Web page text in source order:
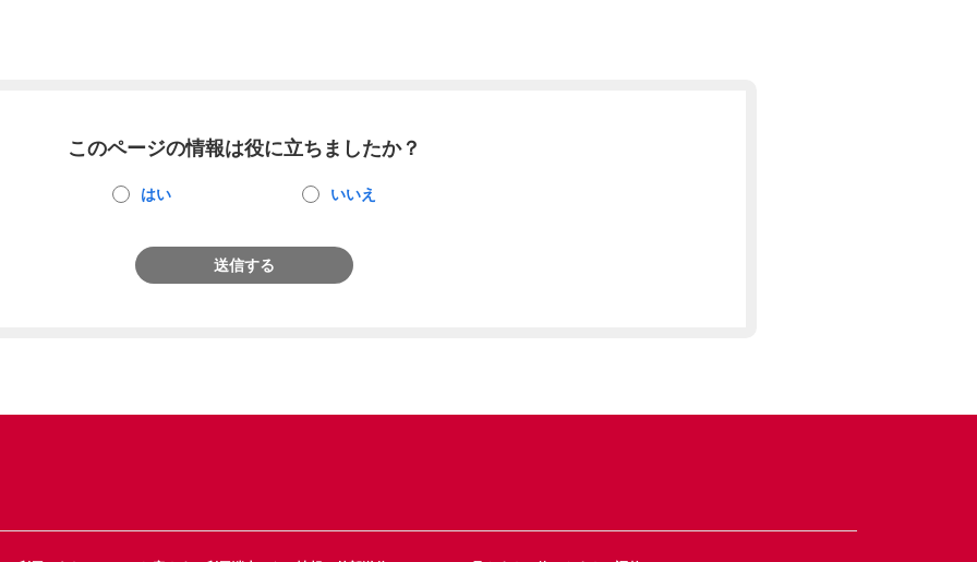
このページの情報は役に立ちましたか？
はい いいえ
送信する